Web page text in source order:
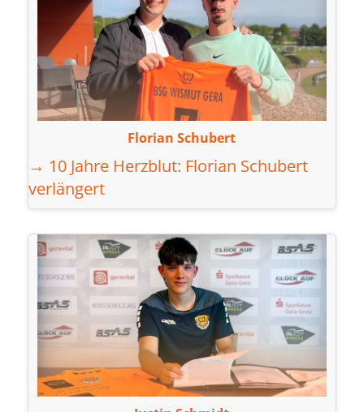
Florian Schubert
→ 10 Jahre Herzblut: Florian Schubert
verlängert